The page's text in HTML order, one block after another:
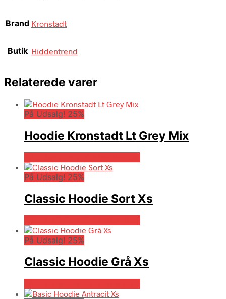
Brand Kronstadt
Butik Hiddentrend
Relaterede varer
På Udsalg! 25%
Hoodie Kronstadt Lt Grey Mix
På Udsalg! 25%
Classic Hoodie Sort Xs
På Udsalg! 25%
Classic Hoodie Grå Xs